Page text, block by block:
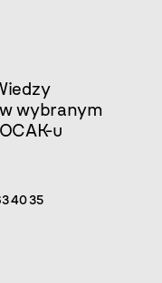
wybranym
u
40 35